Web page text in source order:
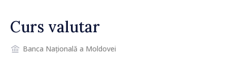
Curs valutar
Banca Națională a Moldovei